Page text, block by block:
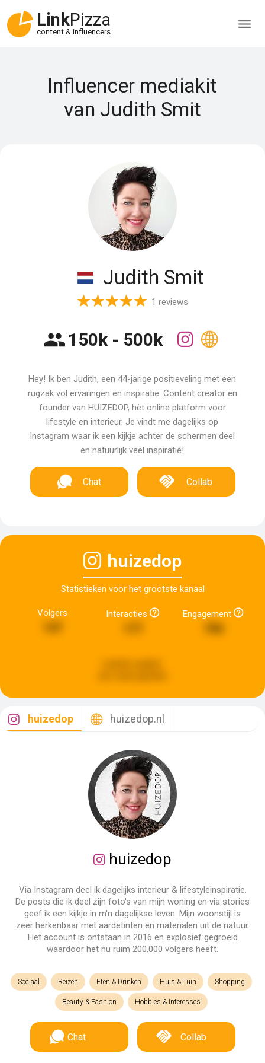
LinkPizza
content & influencers
Influencer mediakit
van Judith Smit
Judith Smit
1 reviews
150k - 500k
Hey! Ik ben Judith, een 44-jarige positieveling met een
rugzak vol ervaringen en inspiratie. Content creator en
founder van HUIZEDOP, hèt online platform voor
lifestyle en interieur. Je vindt me dagelijks op
Instagram waar ik een kijkje achter de schermen deel
en natuurlijk veel inspiratie!
Chat Collab
huizedop
Statistieken voor het grootste kanaal
Volgers Interacties Engagement
huizedop huizedop.nl
huizedop
Via Instagram deel ik dagelijks interieur & lifestyleinspiratie.
De posts die ik deel zijn foto's van mijn woning en via stories
geef ik een kijkje in m'n dagelijkse leven. Mijn woonstijl is
zeer herkenbaar met aardetinten en materialen uit de natuur.
Het account is ontstaan in 2016 en explosief gegroeid
waardoor het nu ruim 200.000 volgers heeft.
Sociaal Reizen Eten & Drinken Huis & Tuin Shopping
Beauty & Fashion Hobbies & Interesses
Chat Collab